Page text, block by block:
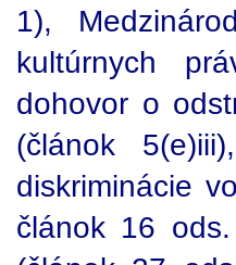
1),
kultúrnych
dohovor o
(článok
diskriminácie
článok 16